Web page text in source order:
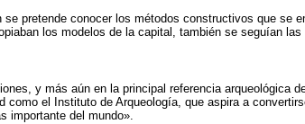
pretende conocer los métodos constructivos que se
los modelos de la capital, también se seguían
y más aún en la principal referencia arqueológica
el Instituto de Arqueología, que aspira a
importante del mundo».